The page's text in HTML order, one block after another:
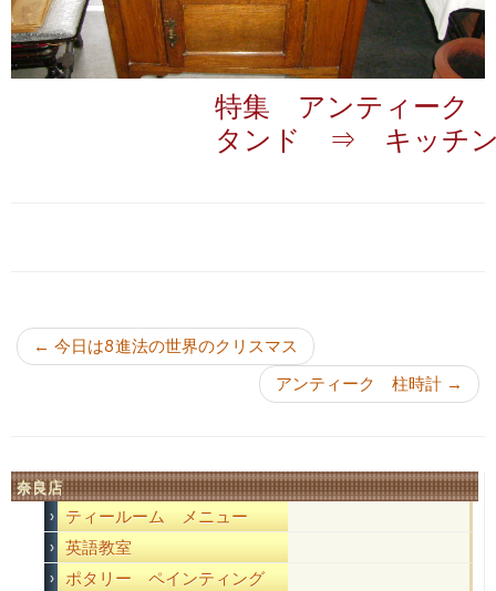
特集 アンティーク
タンド ⇒ キッチン
← 今日は8進法の世界のクリスマス
アンティーク 柱時計 →
奈良店
ティールーム メニュー
英語教室
ポタリー ペインティング